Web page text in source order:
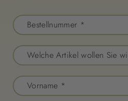
Bestellnummer *
Welche Artikel wollen Sie
Vorname *